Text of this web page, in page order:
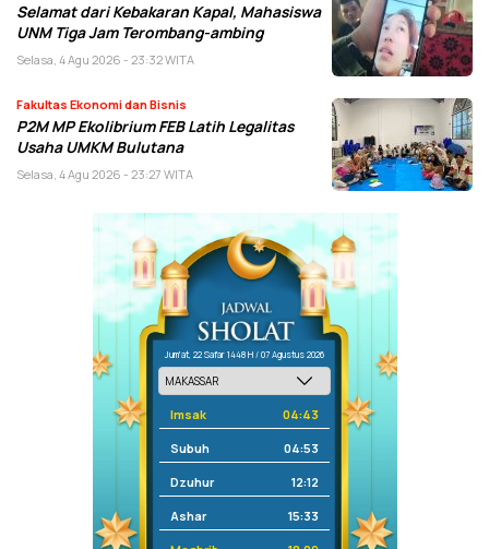
Selamat dari Kebakaran Kapal, Mahasiswa
UNM Tiga Jam Terombang-ambing
Selasa, 4 Agu 2026 - 23:32 WITA
Fakultas Ekonomi dan Bisnis
P2M MP Ekolibrium FEB Latih Legalitas
Usaha UMKM Bulutana
Selasa, 4 Agu 2026 - 23:27 WITA
Jum'at, 22 Safar 1448 H / 07 Agustus 2026
Imsak 04:43
Subuh 04:53
Dzuhur 12:12
Ashar 15:33